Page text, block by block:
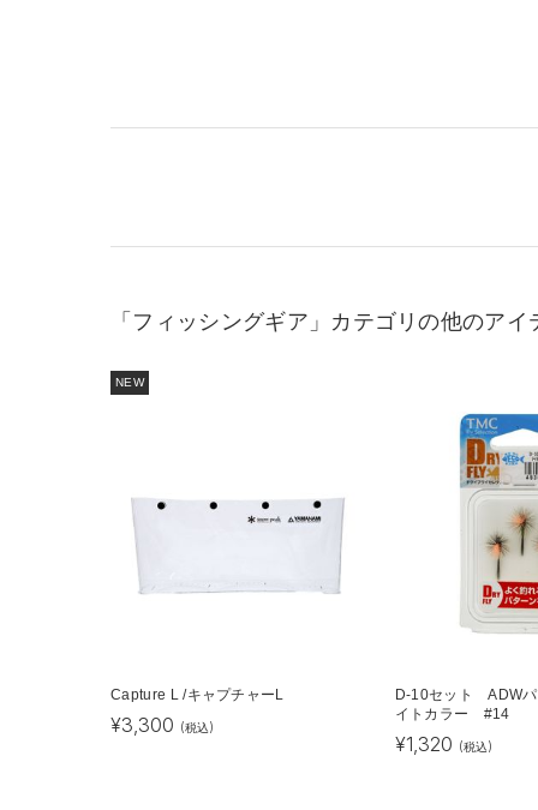
「フィッシングギア」カテゴリの他のアイ
NEW
Capture L /キャプチャーL
¥3,300 (税込)
D-10セット ADW
イトカラー #14
¥1,320 (税込)